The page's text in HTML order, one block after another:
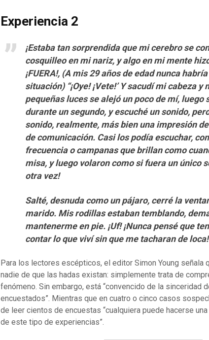
Experiencia 2
¡Estaba tan sorprendida que mi cerebro se
cosquilleo en mi nariz, y algo en mi mente
¡FUERA!, (A mis 29 años de edad nunca
situación) “¡Oye! ¡Vete!’ Y sacudí mi cabeza
pequeñas luces se alejó un poco de mí, luego
durante un segundo, y escuché un sonido,
sonido, realmente, más bien una impresión
de comunicación. Casi los podía escuchar,
frecuencia o campanas que brillan como
misa, y luego volaron como si fuera un único
otra vez!
Salté, desnuda como un pájaro, cerré la
marido. Mis rodillas estaban temblando,
mantenerme en pie. ¡Uf! ¡Nunca pensé que
contar lo que viví sin que me tacharan de loca!
Para los lectores escépticos, el editor Simon Young señala
nadie de que las hadas existan: simplemente trata de
fenómeno. Sin embargo, está “convencido de la sinceridad
encuestados”. Mientras que en cuatro o cinco casos
de leer cientos de encuestas “cualquiera puede hacerse
de este tipo de experiencias”.